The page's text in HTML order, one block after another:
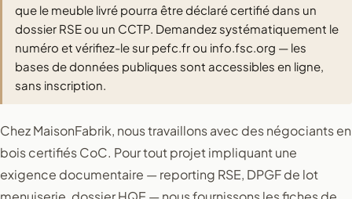
que le meuble livré pourra être déclaré certifié dans un
dossier RSE ou un CCTP. Demandez systématiquement le
numéro et vérifiez-le sur pefc.fr ou info.fsc.org — les
bases de données publiques sont accessibles en ligne,
sans inscription.
Chez MaisonFabrik, nous travaillons avec des négociants en
bois certifiés CoC. Pour tout projet impliquant une
exigence documentaire — reporting RSE, DPGF de lot